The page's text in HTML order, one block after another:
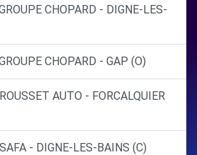
CHOPARD - DIGNE-LES-
CHOPARD - GAP (O)
AUTO - FORCALQUIER
- DIGNE-LES-BAINS (C)